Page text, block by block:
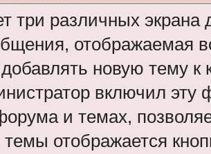
три различных
отображаемая
новую тему к
включил эту
и темах,
темы отображается